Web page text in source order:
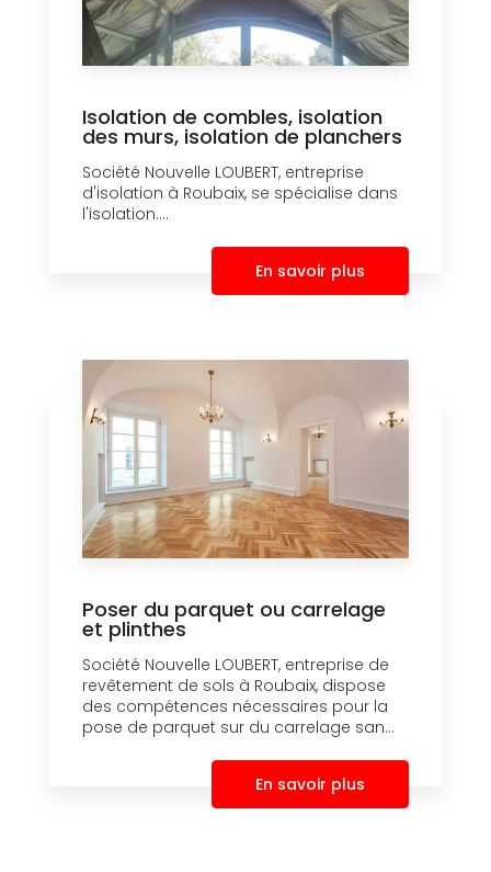
Isolation de combles, isolation
des murs, isolation de planchers
Société Nouvelle LOUBERT, entreprise
d'isolation à Roubaix, se spécialise dans
l'isolation....
En savoir plus
Poser du parquet ou carrelage
et plinthes
Société Nouvelle LOUBERT, entreprise de
revêtement de sols à Roubaix, dispose
des compétences nécessaires pour la
pose de parquet sur du carrelage san...
En savoir plus